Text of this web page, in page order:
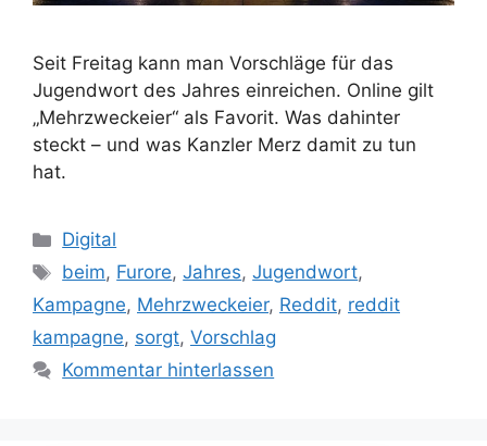
Seit Freitag kann man Vorschläge für das
Jugendwort des Jahres einreichen. Online gilt
„Mehrzweckeier“ als Favorit. Was dahinter
steckt – und was Kanzler Merz damit zu tun
hat.
Kategorien
Digital
Schlagwörter
beim, Furore,Jahres,Jugendwort,
Kampagne, Mehrzweckeier, Reddit, reddit
kampagne, sorgt, Vorschlag
Kommentar hinterlassen